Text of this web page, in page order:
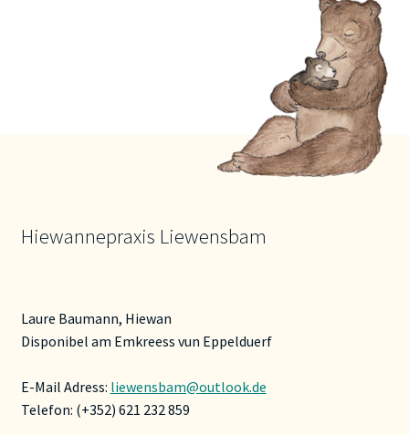
Hiewannepraxis Liewensbam
Laure Baumann, Hiewan
Disponibel am Emkreess vun Eppelduerf
E-Mail Adress: liewensbam@outlook.de
Telefon: (+352) 621 232 859